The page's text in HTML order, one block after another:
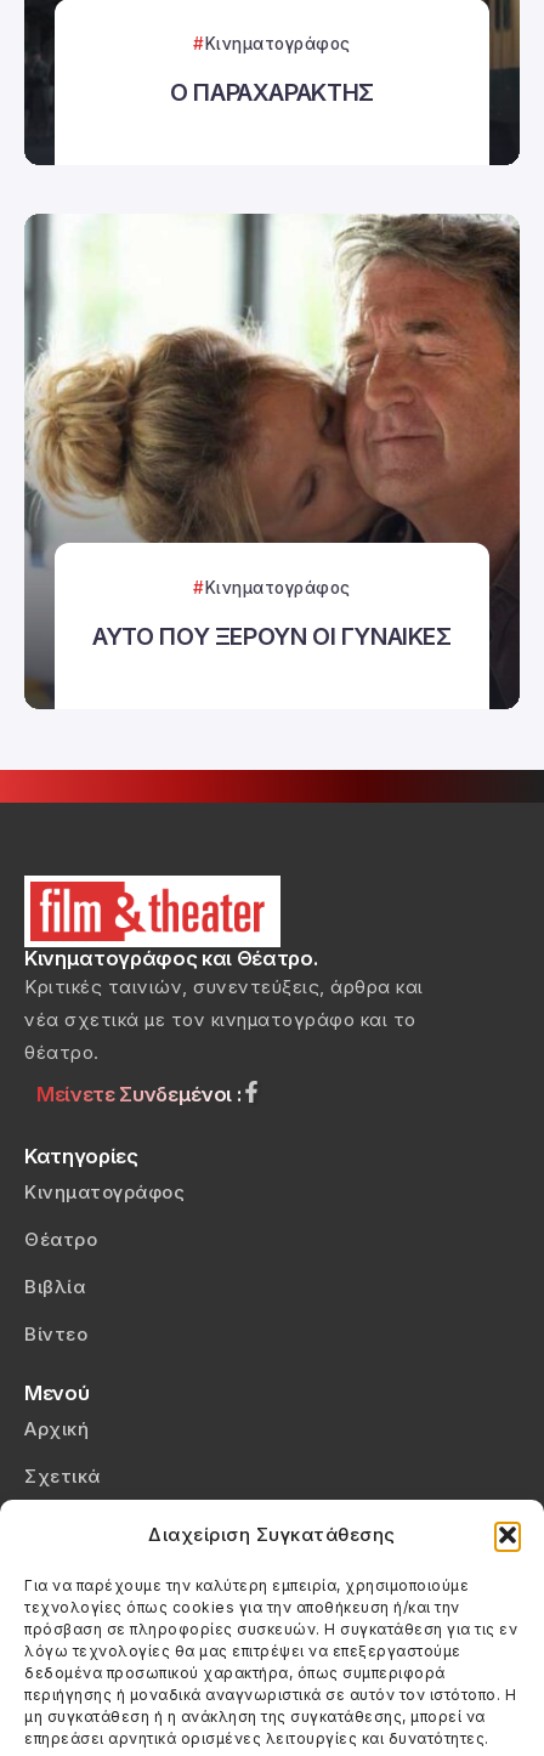
Διαχείριση Συγκατάθεσης
Για να παρέχουμε την καλύτερη εμπειρία, χρησιμοποιούμε
τεχνολογίες όπως cookies για την αποθήκευση ή/και την
πρόσβαση σε πληροφορίες συσκευών. Η συγκατάθεση για τις εν
λόγω τεχνολογίες θα μας επιτρέψει να επεξεργαστούμε
δεδομένα προσωπικού χαρακτήρα, όπως συμπεριφορά
περιήγησης ή μοναδικά αναγνωριστικά σε αυτόν τον ιστότοπο. Η
μη συγκατάθεση ή η ανάκληση της συγκατάθεσης, μπορεί να
επηρεάσει αρνητικά ορισμένες λειτουργίες και δυνατότητες.
Κινηματογράφος
Ο ΠΑΡΑΧΑΡΑΚΤΗΣ
Κινηματογράφος
ΑΥΤΟ ΠΟΥ ΞΕΡΟΥΝ ΟΙ ΓΥΝΑΙΚΕΣ
Κινηματογράφος και Θέατρο.
Κριτικές ταινιών, συνεντεύξεις, άρθρα και
νέα σχετικά με τον κινηματογράφο και το
θέατρο.
Μείνετε Συνδεμένοι :
Κατηγορίες
Κινηματογράφος
Θέατρο
Βιβλία
Βίντεο
Μενού
Αρχική
Σχετικά
Πολιτική Cookies (ΕΕ)
Στοιχεία Επικοινωνίας
Καλεσέ μας
(+30) 6974123481